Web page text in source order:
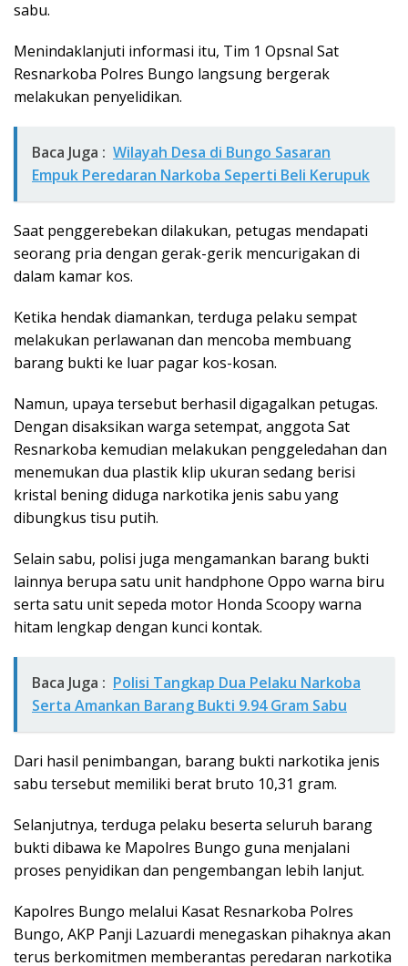
sabu.
Menindaklanjuti informasi itu, Tim 1 Opsnal Sat
Resnarkoba Polres Bungo langsung bergerak
melakukan penyelidikan.
Baca Juga : Wilayah Desa di Bungo Sasaran
Empuk Peredaran Narkoba Seperti Beli Kerupuk
Saat penggerebekan dilakukan, petugas mendapati
seorang pria dengan gerak-gerik mencurigakan di
dalam kamar kos.
Ketika hendak diamankan, terduga pelaku sempat
melakukan perlawanan dan mencoba membuang
barang bukti ke luar pagar kos-kosan.
Namun, upaya tersebut berhasil digagalkan petugas.
Dengan disaksikan warga setempat, anggota Sat
Resnarkoba kemudian melakukan penggeledahan dan
menemukan dua plastik klip ukuran sedang berisi
kristal bening diduga narkotika jenis sabu yang
dibungkus tisu putih.
Selain sabu, polisi juga mengamankan barang bukti
lainnya berupa satu unit handphone Oppo warna biru
serta satu unit sepeda motor Honda Scoopy warna
hitam lengkap dengan kunci kontak.
Baca Juga : Polisi Tangkap Dua Pelaku Narkoba
Serta Amankan Barang Bukti 9.94 Gram Sabu
Dari hasil penimbangan, barang bukti narkotika jenis
sabu tersebut memiliki berat bruto 10,31 gram.
Selanjutnya, terduga pelaku beserta seluruh barang
bukti dibawa ke Mapolres Bungo guna menjalani
proses penyidikan dan pengembangan lebih lanjut.
Kapolres Bungo melalui Kasat Resnarkoba Polres
Bungo, AKP Panji Lazuardi menegaskan pihaknya akan
terus berkomitmen memberantas peredaran narkotika